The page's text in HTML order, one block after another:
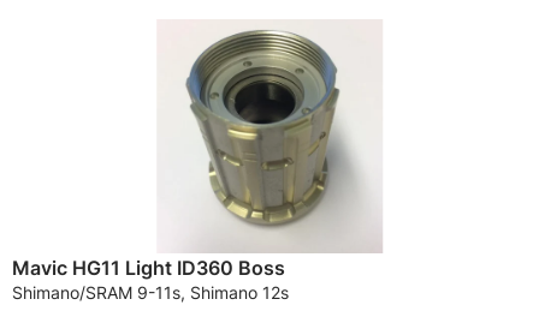
Mavic HG11 Light ID360 Boss
Shimano/SRAM 9-11s, Shimano 12s